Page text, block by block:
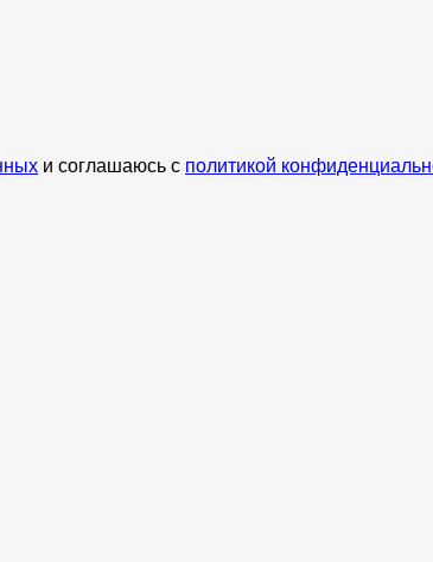
и соглашаюсь с политикой